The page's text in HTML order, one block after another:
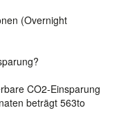
(Overnight
CO2-Einsparung
beträgt 563to